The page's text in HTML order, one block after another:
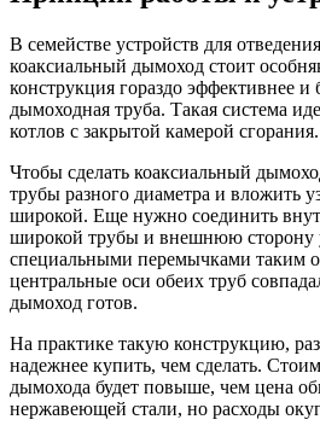
В семействе устройств для
коаксиальный дымоход стоит
конструкция гораздо эффективнее и
дымоходная труба. Такая система
котлов с закрытой камерой сгорания.
Чтобы сделать коаксиальный
трубы разного диаметра и вложить
широкой. Еще нужно соединить
широкой трубы и внешнюю сторону
специальными перемычками таким
центральные оси обеих труб
дымоход готов.
На практике такую конструкцию,
надежнее купить, чем сделать.
дымохода будет повыше, чем цена
нержавеющей стали, но расходы